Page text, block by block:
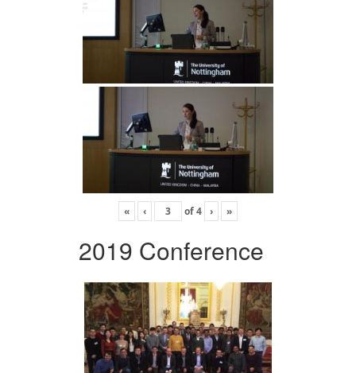
« ‹ of4 › »
2019 Conference